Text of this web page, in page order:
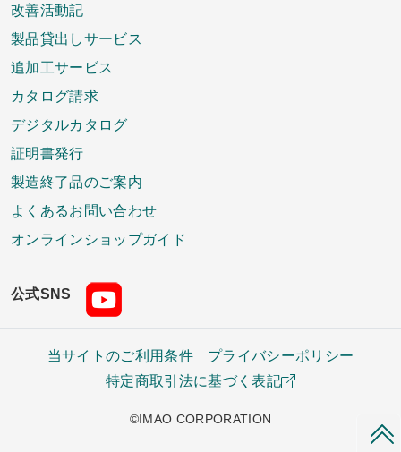
改善活動記
製品貸出しサービス
追加工サービス
カタログ請求
デジタルカタログ
証明書発行
製造終了品のご案内
よくあるお問い合わせ
オンラインショップガイド
公式SNS
©IMAO CORPORATION
当サイトのご利用条件
プライバシーポリシー
特定商取引法に基づく表記